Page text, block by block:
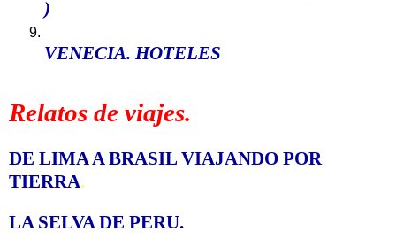
)
VENECIA. HOTELES
Relatos de viajes.
DE LIMA A BRASIL VIAJANDO POR
TIERRA.
LA SELVA DE PERU.